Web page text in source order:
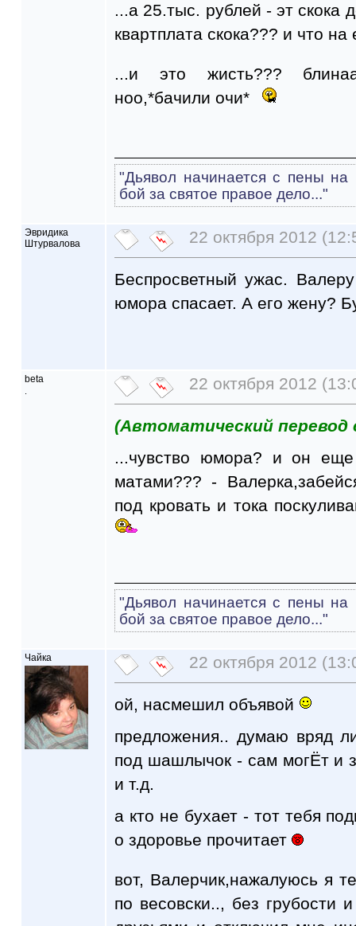
...а 25.тыс. рублей - эт скока
квартплата скока??? и что
...и это жисть???
ноо,*бачили очи*
"Дьявол начинается с пены на
бой за святое правое дело..."
Эвридика
Штурвалова
22 октября 2012
Беспросветный ужас.
юмора спасает. А его жену?
beta 22 октября 2012
(Автоматический перевод
...чувство юмора? и он
матами??? -
под кровать и тока
"Дьявол начинается с пены на
бой за святое правое дело..."
Чайка 22 октября 2012
ой, насмешил объявой
предложения.. думаю вряд
под шашлычок - сам могЁт и
и т.д.
а кто не бухает - тот тебя
о здоровье прочитает
вот, Валерчик,нажалуюсь я
по весовски.., без грубости